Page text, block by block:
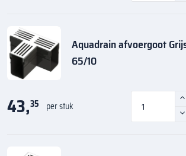
Aquadrain afvoergoot
65/10
43,35 per stuk